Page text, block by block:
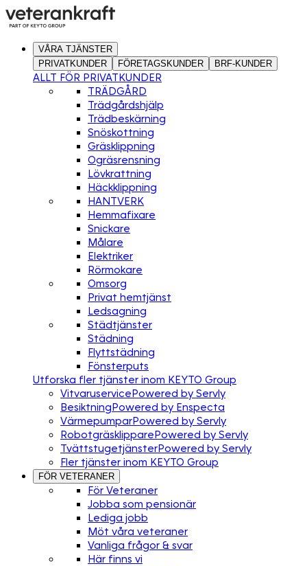
VÅRA TJÄNSTER
PRIVATKUNDER
FÖRETAGSKUNDER BRF-KUNDER
ALLT FÖR PRIVATKUNDER
TRÄDGÅRD
Trädgårdshjälp
Trädbeskärning
Snöskottning
Gräsklippning
Ogräsrensning
Lövkrattning
Häckklippning
HANTVERK
Hemmafixare
Snickare
Målare
Elektriker
Rörmokare
Omsorg
Privat hemtjänst
Ledsagning
Städtjänster
Städning
Flyttstädning
Fönsterputs
Utforska fler tjänster inom KEYTO Group
VitvaruservicePowered by Servly
BesiktningPowered by Enspecta
VärmepumparPowered by Servly
RobotgräsklipparePowered by Servly
TvättstugetjänsterPowered by Servly
Fler tjänster inom KEYTO Group
FÖR VETERANER
För Veteraner
Jobba som pensionär
Lediga jobb
Möt våra veteraner
Vanliga frågor & svar
Här finns vi